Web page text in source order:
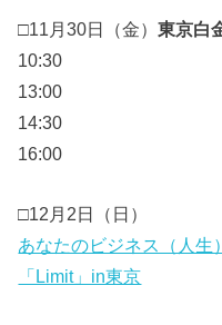
□11月30日（金）東京白
10:30
13:00
14:30
16:00
□12月2日（日）
あなたのビジネス（人生
「Limit」in東京